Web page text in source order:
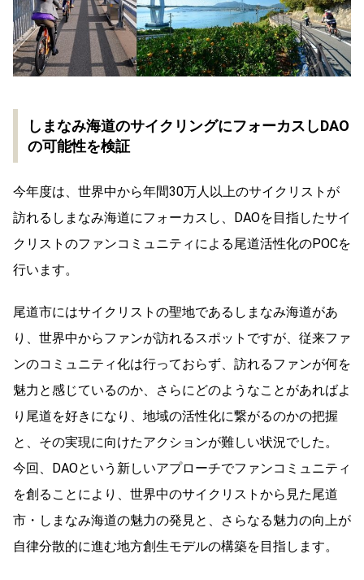
しまなみ海道のサイクリングにフォーカスしDAO
の可能性を検証
今年度は、世界中から年間30万人以上のサイクリストが
訪れるしまなみ海道にフォーカスし、DAOを目指したサイ
クリストのファンコミュニティによる尾道活性化のPOCを
行います。
尾道市にはサイクリストの聖地であるしまなみ海道があ
り、世界中からファンが訪れるスポットですが、従来ファ
ンのコミュニティ化は行っておらず、訪れるファンが何を
魅力と感じているのか、さらにどのようなことがあればよ
り尾道を好きになり、地域の活性化に繋がるのかの把握
と、その実現に向けたアクションが難しい状況でした。
今回、DAOという新しいアプローチでファンコミュニティ
を創ることにより、世界中のサイクリストから見た尾道
市・しまなみ海道の魅力の発見と、さらなる魅力の向上が
自律分散的に進む地方創生モデルの構築を目指します。